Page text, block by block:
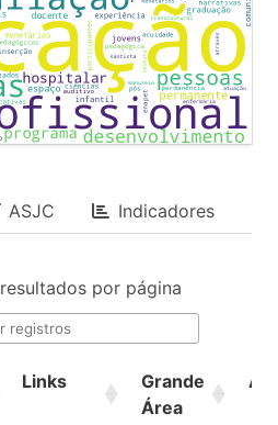
ASJC Indicadores
resultados por página
Links
Grande
Área